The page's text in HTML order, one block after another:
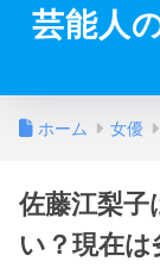
芸能人
ホーム 女優
佐藤江梨
い？現在は